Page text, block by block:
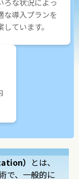
な導入プランを
しています。
） とは、
で、一般的に